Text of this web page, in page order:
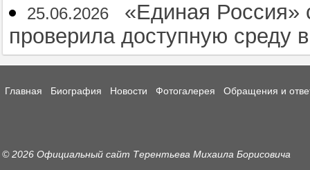
25.06.2026 «Единая Россия»
проверила доступную среду
Главная Биография Новости Фотогалерея Обращения и
© 2026 Официальный сайт Терентьева Михаила Борисовича